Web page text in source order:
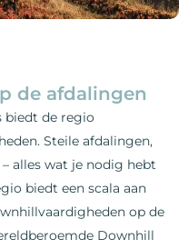
de afdalingen
biedt de regio
Steile afdalingen,
alles wat je nodig hebt
biedt een scala aan
op de
Downhill